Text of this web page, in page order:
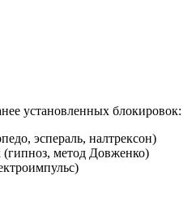
установленных блокировок:
эспераль, налтрексон)
(гипноз, метод Довженко)